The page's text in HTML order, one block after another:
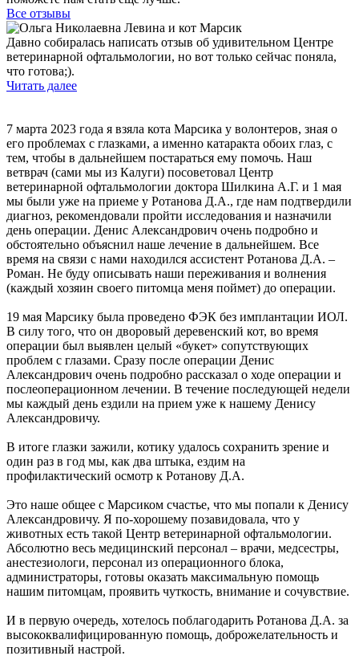
Все отзывы
Давно собиралась написать отзыв об удивительном Центре
ветеринарной офтальмологии, но вот только сейчас поняла,
что готова;).
Читать далее
7 марта 2023 года я взяла кота Марсика у волонтеров, зная о
его проблемах с глазками, а именно катаракта обоих глаз, с
тем, чтобы в дальнейшем постараться ему помочь. Наш
ветврач (сами мы из Калуги) посоветовал Центр
ветеринарной офтальмологии доктора Шилкина А.Г. и 1 мая
мы были уже на приеме у Ротанова Д.А., где нам подтвердили
диагноз, рекомендовали пройти исследования и назначили
день операции. Денис Александрович очень подробно и
обстоятельно объяснил наше лечение в дальнейшем. Все
время на связи с нами находился ассистент Ротанова Д.А. –
Роман. Не буду описывать наши переживания и волнения
(каждый хозяин своего питомца меня поймет) до операции.
19 мая Марсику была проведено ФЭК без имплантации ИОЛ.
В силу того, что он дворовый деревенский кот, во время
операции был выявлен целый «букет» сопутствующих
проблем с глазами. Сразу после операции Денис
Александрович очень подробно рассказал о ходе операции и
послеоперационном лечении. В течение последующей недели
мы каждый день ездили на прием уже к нашему Денису
Александровичу.
В итоге глазки зажили, котику удалось сохранить зрение и
один раз в год мы, как два штыка, ездим на
профилактический осмотр к Ротанову Д.А.
Это наше общее с Марсиком счастье, что мы попали к Денису
Александровичу. Я по-хорошему позавидовала, что у
животных есть такой Центр ветеринарной офтальмологии.
Абсолютно весь медицинский персонал – врачи, медсестры,
анестезиологи, персонал из операционного блока,
администраторы, готовы оказать максимальную помощь
нашим питомцам, проявить чуткость, внимание и сочувствие.
И в первую очередь, хотелось поблагодарить Ротанова Д.А. за
высококвалифицированную помощь, доброжелательность и
позитивный настрой.